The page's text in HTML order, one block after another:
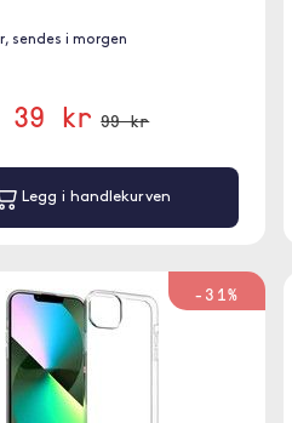
sendes i morgen
39 kr 99 kr
Legg i handlekurven
-31%